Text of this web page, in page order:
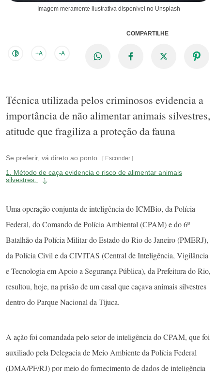
Imagem meramente ilustrativa disponível no Unsplash
+A -A
COMPARTILHE
Técnica utilizada pelos criminosos evidencia a
importância de não alimentar animais silvestres,
atitude que fragiliza a proteção da fauna
Se preferir, vá direto ao ponto Esconder
1.
Método de caça evidencia o risco de alimentar animais
silvestres.
Uma operação conjunta de inteligência do ICMBio, da Polícia
Federal, do Comando de Polícia Ambiental (CPAM) e do 6º
Batalhão da Polícia Militar do Estado do Rio de Janeiro (PMERJ),
da Polícia Civil e da CIVITAS (Central de Inteligência, Vigilância
e Tecnologia em Apoio a Segurança Pública), da Prefeitura do Rio,
resultou, hoje, na prisão de um casal que caçava animais silvestres
dentro do Parque Nacional da Tijuca.
A ação foi comandada pelo setor de inteligência do CPAM, que foi
auxiliado pela Delegacia de Meio Ambiente da Polícia Federal
(DMA/PF/RJ) por meio do fornecimento de dados de inteligência